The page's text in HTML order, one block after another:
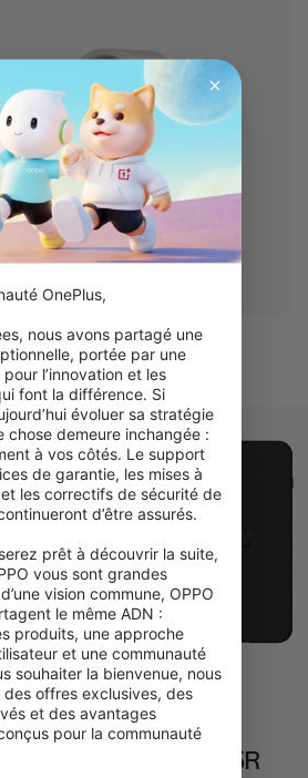
OnePlus 15R
OnePlus,
nous avons partagé une
portée par une
l’innovation et les
font la différence. Si
évoluer sa stratégie
chose demeure inchangée :
à vos côtés. Le support
de garantie, les mises à
les correctifs de sécurité de
d’être assurés.
prêt à découvrir la suite,
vous sont grandes
vision commune, OPPO
le même ADN :
produits, une approche
et une communauté
souhaiter la bienvenue, nous
des offres exclusives, des
et des avantages
pour la communauté